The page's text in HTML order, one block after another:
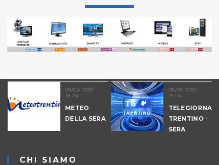
08/08 ORE:
18.04
METEO
DELLA SERA
08/08 ORE:
18.04
TRENTINO -
SERA
CHI SIAMO